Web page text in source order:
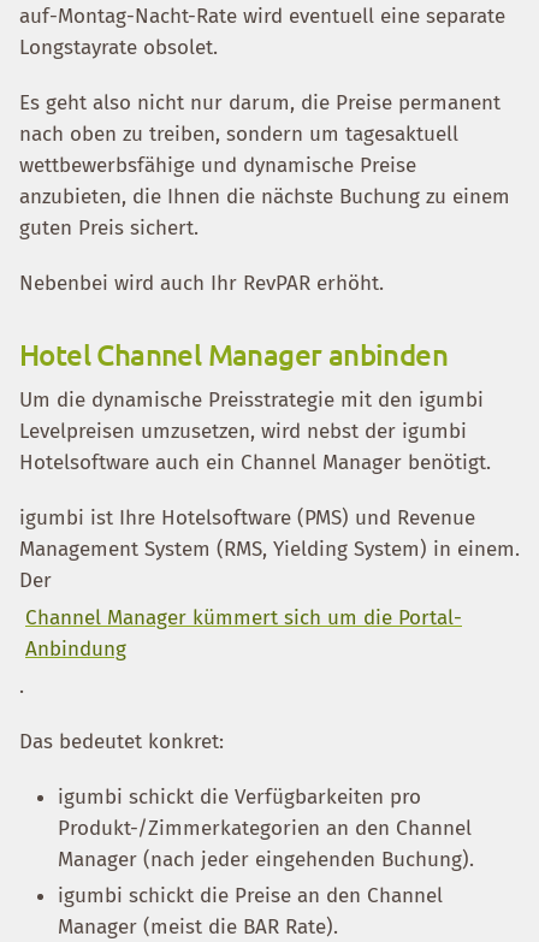
auf-Montag-Nacht-Rate wird eventuell eine separate
Longstayrate obsolet.
Es geht also nicht nur darum, die Preise permanent
nach oben zu treiben, sondern um tagesaktuell
wettbewerbsfähige und dynamische Preise
anzubieten, die Ihnen die nächste Buchung zu einem
guten Preis sichert.
Nebenbei wird auch Ihr RevPAR erhöht.
Hotel Channel Manager anbinden
Um die dynamische Preisstrategie mit den igumbi
Levelpreisen umzusetzen, wird nebst der igumbi
Hotelsoftware auch ein Channel Manager benötigt.
igumbi ist Ihre Hotelsoftware (PMS) und Revenue
Management System (RMS, Yielding System) in einem.
Der
Channel Manager kümmert sich um die Portal-
Anbindung
.
Das bedeutet konkret:
igumbi schickt die Verfügbarkeiten pro
Produkt-/Zimmerkategorien an den Channel
Manager (nach jeder eingehenden Buchung).
igumbi schickt die Preise an den Channel
Manager (meist die BAR Rate).